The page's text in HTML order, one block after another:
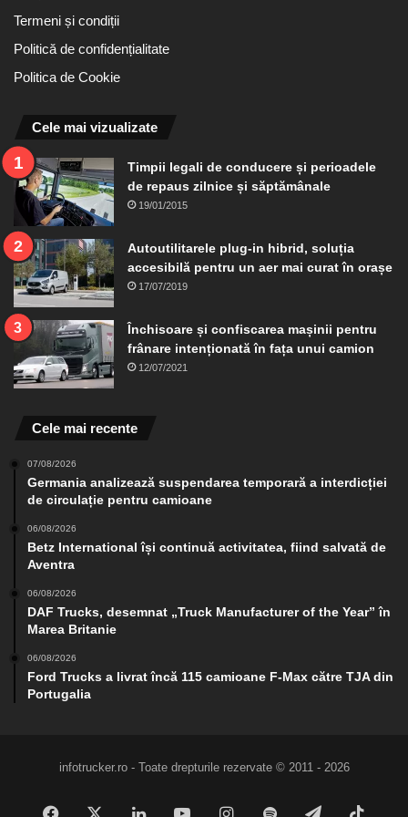
Termeni și condiții
Politică de confidențialitate
Politica de Cookie
Cele mai vizualizate
Timpii legali de conducere și perioadele
de repaus zilnice și săptămânale
19/01/2015
Autoutilitarele plug-in hibrid, soluția
accesibilă pentru un aer mai curat în orașe
17/07/2019
Închisoare și confiscarea mașinii pentru
frânare intenționată în fața unui camion
12/07/2021
Cele mai recente
07/08/2026
Germania analizează suspendarea temporară a interdicției
de circulație pentru camioane
06/08/2026
Betz International își continuă activitatea, fiind salvată de
Aventra
06/08/2026
DAF Trucks, desemnat „Truck Manufacturer of the Year” în
Marea Britanie
06/08/2026
Ford Trucks a livrat încă 115 camioane F-Max către TJA din
Portugalia
infotrucker.ro - Toate drepturile rezervate © 2011 - 2026
Facebook LinkedInYouTubeInstagram
Spotify Telegram